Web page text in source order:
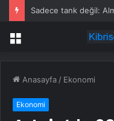
Menü
Anasayfa / Ekonomi
Ekonomi